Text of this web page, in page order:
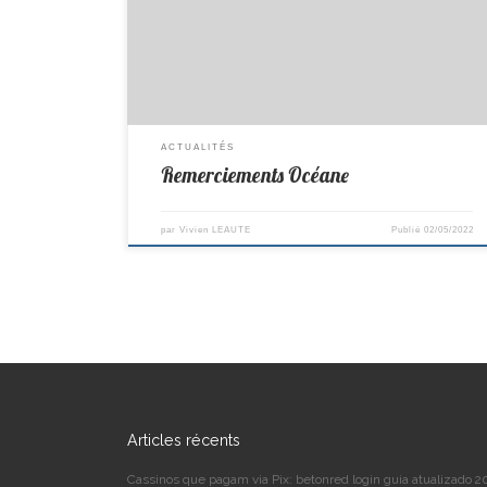
ACTUALITÉS
Remerciements Océane
parVivien LEAUTE Publié 02/05/2022
Articles récents
Cassinos que pagam via Pix: betonred login guia atualizado